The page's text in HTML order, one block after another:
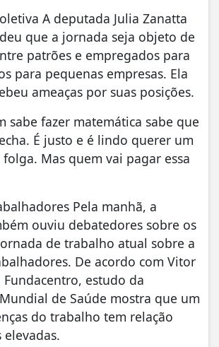
A deputada Julia Zanatta
que a jornada seja objeto de
patrões e empregados para
para pequenas empresas. Ela
ameaças por suas posições.
sabe fazer matemática sabe que
É justo e é lindo querer um
Mas quem vai pagar essa
Pela manhã, a
ouviu debatedores sobre os
de trabalho atual sobre a
De acordo com Vitor
estudo da
de Saúde mostra que um
do trabalho tem relação